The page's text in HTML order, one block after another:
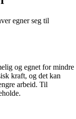
egner seg til
og egnet for mindre
kraft, og det kan
arbeid. Til